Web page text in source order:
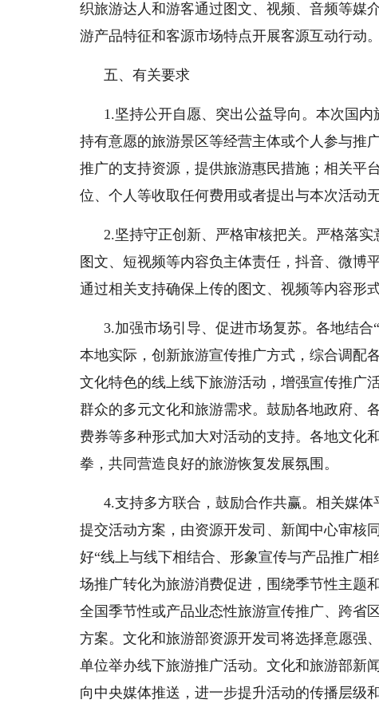
织旅游达人和游客通过图文、视频、音频等媒
游产品特征和客源市场特点开展客源互动行动。
五、有关要求
1.坚持公开自愿、突出公益导向。本次国
持有意愿的旅游景区等经营主体或个人参与推
推广的支持资源，提供旅游惠民措施；相关平
位、个人等收取任何费用或者提出与本次活动
2.坚持守正创新、严格审核把关。严格落
图文、短视频等内容负主体责任，抖音、微博
通过相关支持确保上传的图文、视频等内容形
3.加强市场引导、促进市场复苏。各地结
本地实际，创新旅游宣传推广方式，综合调配
文化特色的线上线下旅游活动，增强宣传推广
群众的多元文化和旅游需求。鼓励各地政府、
费券等多种形式加大对活动的支持。各地文化
拳，共同营造良好的旅游恢复发展氛围。
4.支持多方联合，鼓励合作共赢。相关媒
提交活动方案，由资源开发司、新闻中心审核
好“线上与线下相结合、形象宣传与产品推广
场推广转化为旅游消费促进，围绕季节性主题
全国季节性或产品业态性旅游宣传推广、跨省
方案。文化和旅游部资源开发司将选择意愿强
单位举办线下旅游推广活动。文化和旅游部新
向中央媒体推送，进一步提升活动的传播层级和